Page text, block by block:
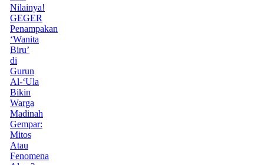
Nilainya!
GEGER
Penampakan
‘Wanita
Biru’
di
Gurun
Al-‘Ula
Bikin
Warga
Madinah
Gempar:
Mitos
Atau
Fenomena